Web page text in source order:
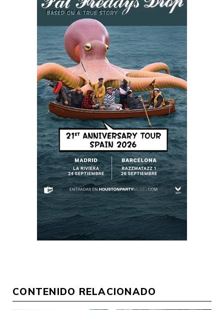
CONTENIDO RELACIONADO